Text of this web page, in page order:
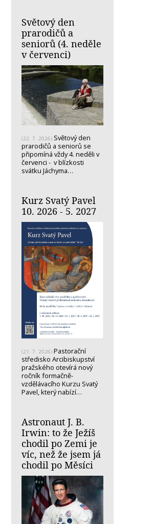
Světový den
prarodičů a
seniorů (4. neděle
v červenci)
(22. 7. 2026) Světový den
prarodičů a seniorů se
připomíná vždy 4. neděli v
červenci - v blízkosti
svátku Jáchyma…
Kurz Svatý Pavel
10. 2026 - 5. 2027
(21. 7. 2026) Pastorační
středisko Arcibiskupství
pražského otevírá nový
ročník formačně-
vzdělávacího Kurzu Svatý
Pavel, který nabízí…
Astronaut J. B.
Irwin: to že Ježíš
chodil po Zemi je
víc, než že jsem já
chodil po Měsíci